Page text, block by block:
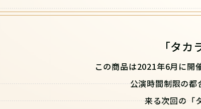
「タ
この商品は2021年6月に開
公演時間制限の
来る次回の「